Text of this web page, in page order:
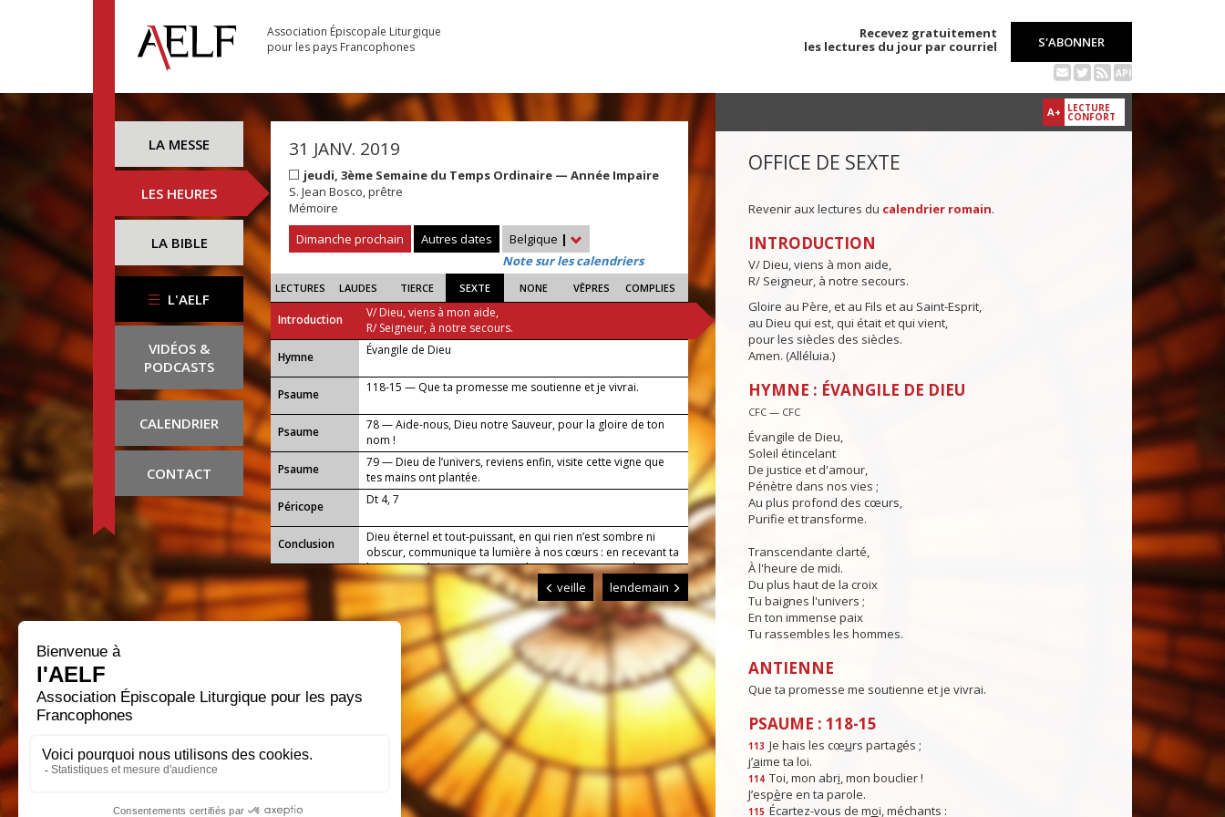
Association Épiscopale Liturgique
pour les pays Francophones
Recevez gratuitement
les lectures du jour par courriel
S'ABONNER
API
LA MESSE
LES HEURES
LA BIBLE
L'AELF
VIDÉOS &
PODCASTS
CALENDRIER
CONTACT
31 JANV. 2019
jeudi, 3ème Semaine du Temps Ordinaire — Année Impaire
S. Jean Bosco, prêtre
Mémoire
Dimanche prochain
Autres dates Belgique |
Note sur les calendriers
LECTURES LAUDES TIERCE SEXTE NONE VÊPRES COMPLIES
Introduction
V/ Dieu, viens à mon aide,
R/ Seigneur, à notre secours.
...
Hymne Évangile de Dieu
Psaume 118-15 — Que ta promesse me soutienne et je vivrai.
Psaume
78 — Aide-nous, Dieu notre Sauveur, pour la gloire de ton
nom !
Psaume
79 — Dieu de l’univers, reviens enfin, visite cette vigne que
tes mains ont plantée.
Péricope
Dt 4, 7
Conclusion
Dieu éternel et tout-puissant, en qui rien n’est sombre ni
obscur, communique ta lumière à nos cœurs : en recevant ta
loi et tes préceptes, nous marcherons sur ta route d’un cœur
léger. Par Jésus, le Christ, notre Seigneur. Amen.
veille lendemain
A+ LECTURE
CONFORT
OFFICE DE SEXTE
Revenir aux lectures du calendrier romain.
INTRODUCTION
V/ Dieu, viens à mon aide,
R/ Seigneur, à notre secours.
Gloire au Père, et au Fils et au Saint-Esprit,
au Dieu qui est, qui était et qui vient,
pour les siècles des siècles.
Amen. (Alléluia.)
HYMNE : ÉVANGILE DE DIEU
CFC — CFC
Évangile de Dieu,
Soleil étincelant
De justice et d'amour,
Pénètre dans nos vies ;
Au plus profond des cœurs,
Purifie et transforme.
Transcendante clarté,
À l'heure de midi.
Du plus haut de la croix
Tu baignes l'univers ;
En ton immense paix
Tu rassembles les hommes.
ANTIENNE
Que ta promesse me soutienne et je vivrai.
PSAUME : 118-15
113 Je hais les cœurs partagés ;
j’aime ta loi.
114 Toi, mon abri, mon bouclier !
J’espère en ta parole.
115 Écartez-vous de moi, méchants :